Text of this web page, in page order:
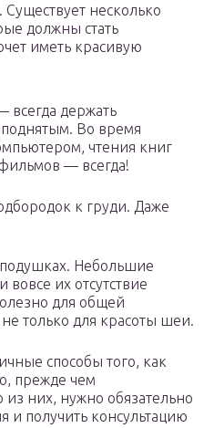
Существует несколько
должны стать
иметь красивую
всегда держать
Во время
чтения книг
— всегда!
к груди. Даже
Небольшие
их отсутствие
для общей
только для красоты шеи.
способы того, как
прежде чем
из них, нужно обязательно
и получить консультацию